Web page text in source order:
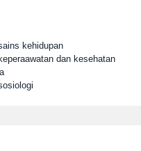
kehidupan
dan kesehatan